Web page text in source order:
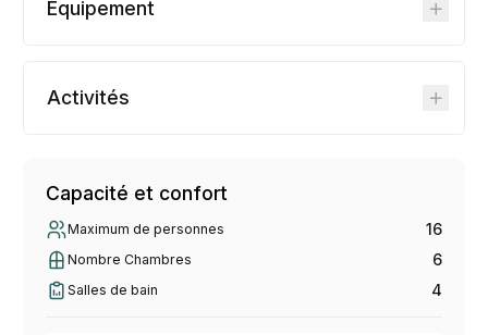
Équipement
Activités
Capacité et confort
Maximum de personnes 16
Nombre Chambres 6
Salles de bain 4